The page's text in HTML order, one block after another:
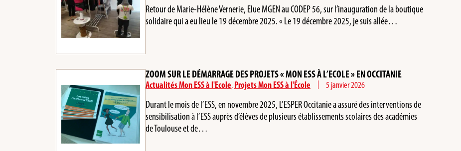
Retour de Marie-Hélène Vernerie, Elue MGEN au CODEP 56, sur l’inauguration de la boutique
solidaire qui a eu lieu le 19 décembre 2025. « Le 19 décembre 2025, je suis allée…
ZOOM SUR LE DÉMARRAGE DES PROJETS « MON ESS À L’ECOLE » EN OCCITANIE
Actualités Mon ESS à l'Ecole,Projets Mon ESS à l'École 5 janvier 2026
Durant le mois de l’ESS, en novembre 2025, L’ESPER Occitanie a assuré des interventions de
sensibilisation à l’ESS auprès d’élèves de plusieurs établissements scolaires des académies
de Toulouse et de…